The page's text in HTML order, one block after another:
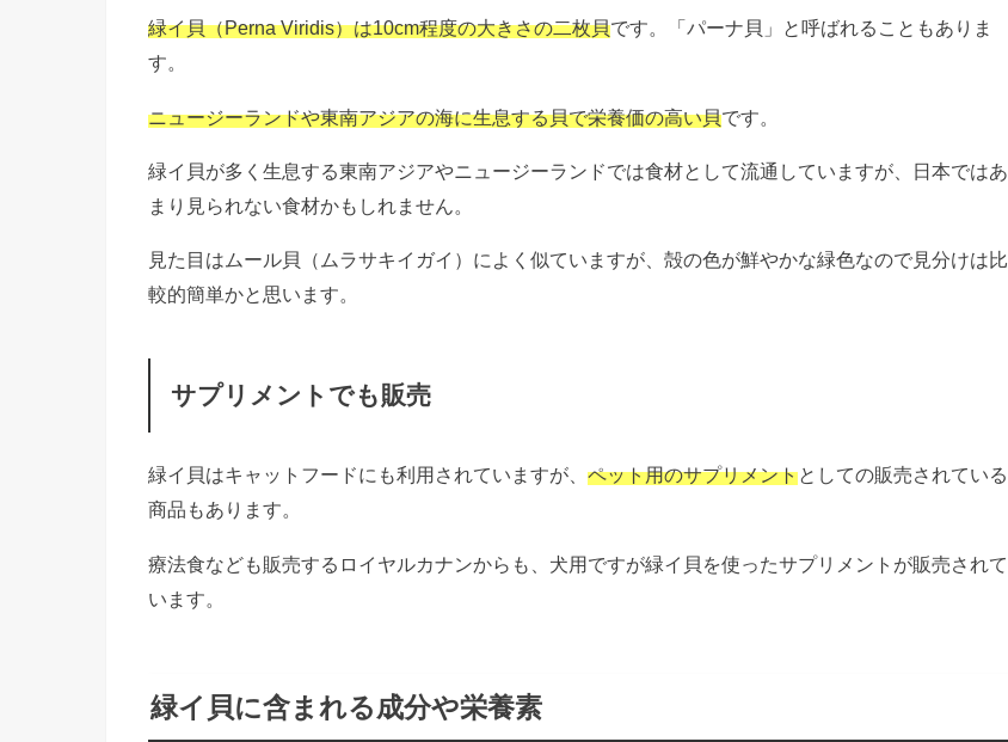
緑イ貝（Perna Viridis）は10cm程度の大きさの二枚貝です。「パーナ貝」と呼ばれることもありま
す。
ニュージーランドや東南アジアの海に生息する貝で栄養価の高い貝です。
緑イ貝が多く生息する東南アジアやニュージーランドでは食材として流通していますが、日本ではあ
まり見られない食材かもしれません。
見た目はムール貝（ムラサキイガイ）によく似ていますが、殻の色が鮮やかな緑色なので見分けは比
較的簡単かと思います。
サプリメントでも販売
緑イ貝はキャットフードにも利用されていますが、 ペット用のサプリメントとしての販売されている
商品もあります。
療法食なども販売するロイヤルカナンからも、犬用ですが緑イ貝を使ったサプリメントが販売されて
います。
緑イ貝に含まれる成分や栄養素